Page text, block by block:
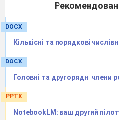
DOCX
Кількісні та порядкові
DOCX
Головні та другорядні члени
PPTX
NotebookLM: ваш другий